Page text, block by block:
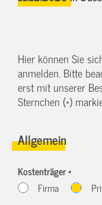
Hier können Sie
anmelden. Bitte
erst mit unserer
Sternchen (*)
Allgemein
Kostenträger *
Firma